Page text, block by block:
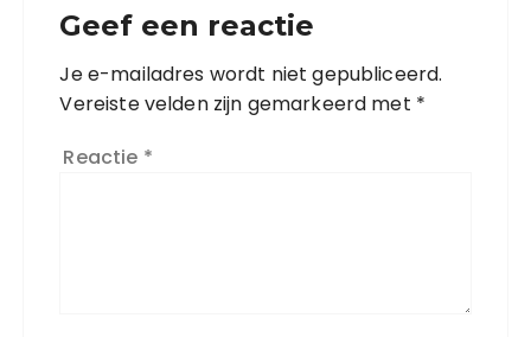
Geef een reactie
Je e-mailadres wordt niet gepubliceerd.
Vereiste velden zijn gemarkeerd met *
Reactie *